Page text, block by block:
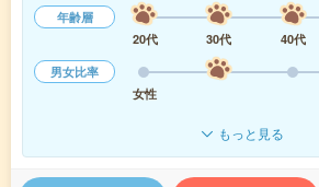
年齢層
20代
30代 40代
男女比率
女性
もっと見る